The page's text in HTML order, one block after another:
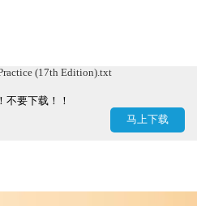
(17th Edition).txt
马上下载
不要下载！！